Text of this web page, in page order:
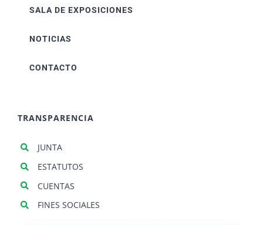
SALA DE EXPOSICIONES
NOTICIAS
CONTACTO
TRANSPARENCIA
JUNTA
ESTATUTOS
CUENTAS
FINES SOCIALES